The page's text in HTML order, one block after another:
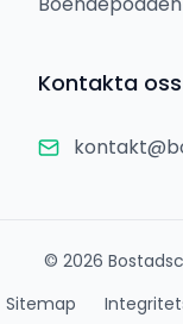
Kontakta oss
© 2026
Sitemap